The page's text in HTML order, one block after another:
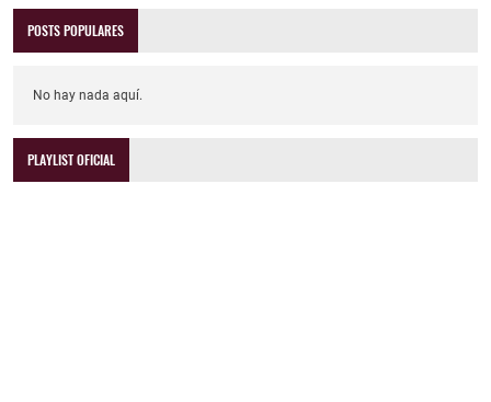
POSTS POPULARES
No hay nada aquí.
PLAYLIST OFICIAL